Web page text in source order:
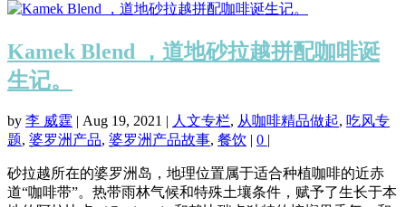
Kamek Blend ，道地砂拉越拼配咖啡诞
生记。
by 李 威霆 Aug 19, 2021 人文专栏, 从咖啡精品做起, 吃风专
题, 婆罗洲产品, 婆罗洲产品故事, 餐饮 0
砂拉越所在的婆罗洲岛，地理位置属于适合种植咖啡的近赤
道“咖啡带”。热带雨林气候和特殊土壤条件，赋予了生长于本